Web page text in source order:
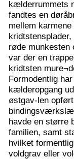
kælderrummets
fandtes en
mellem
røde munkesten
var der en
kridtsten
Formodentlig
kælderopgang
østgav-len opført
havde en større
familien, samt
hvilket
voldgrav eller